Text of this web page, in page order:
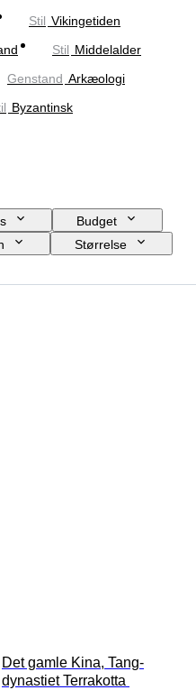
Stil Vikingetiden
Stil Middelalder
Genstand Arkæologi
Byzantinsk
Budget
Størrelse
Det gamle Kina, Tang-
dynastiet Terrakotta